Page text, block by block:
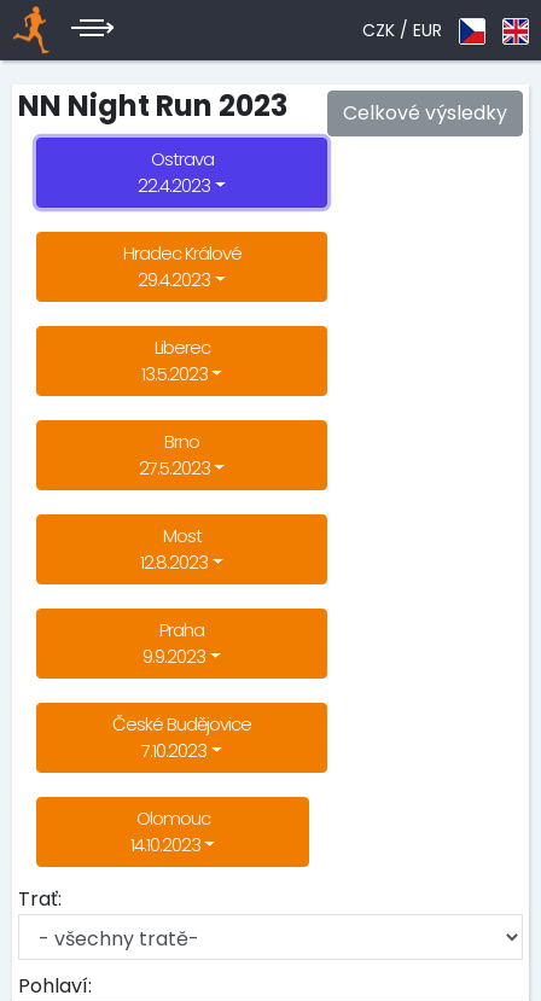
CZK / EUR
Celkové výsledky
NN Night Run 2023
Ostrava
22.4.2023
Hradec Králové
29.4.2023
Liberec
13.5.2023
Brno
27.5.2023
Most
12.8.2023
Praha
9.9.2023
České Budějovice
7.10.2023
Olomouc
14.10.2023
Trať:
Pohlaví: